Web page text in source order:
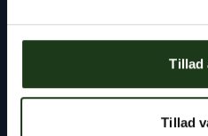
Tillad
Tillad
Katalog